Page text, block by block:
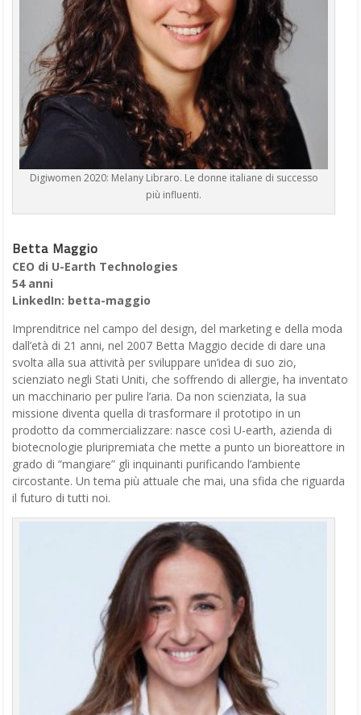
Digiwomen 2020: Melany Libraro. Le donne italiane di successo
più influenti.
Betta Maggio
CEO di U-Earth Technologies
54 anni
LinkedIn: betta-maggio
Imprenditrice nel campo del design, del marketing e della moda
dall’età di 21 anni, nel 2007 Betta Maggio decide di dare una
svolta alla sua attività per sviluppare un’idea di suo zio,
scienziato negli Stati Uniti, che soffrendo di allergie, ha inventato
un macchinario per pulire l’aria. Da non scienziata, la sua
missione diventa quella di trasformare il prototipo in un
prodotto da commercializzare: nasce così U-earth, azienda di
biotecnologie pluripremiata che mette a punto un bioreattore in
grado di “mangiare” gli inquinanti purificando l’ambiente
circostante. Un tema più attuale che mai, una sfida che riguarda
il futuro di tutti noi.